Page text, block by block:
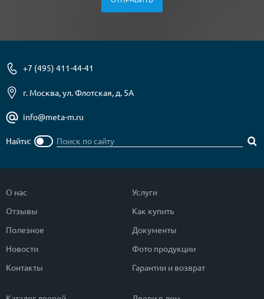
+7 (495) 411-44-41
г. Москва, ул. Флотская, д. 5А
info@meta-m.ru
Найти:
О нас
Отзывы
Полезное
Новости
Контакты
Услуги
Как купить
Документы
Фото продукции
Гарантии и возврат